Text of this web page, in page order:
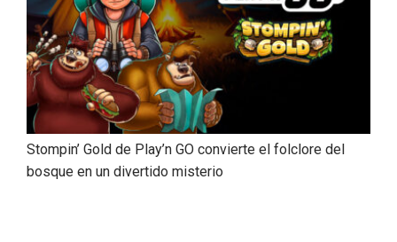
Stompin’ Gold de Play’n GO convierte el folclore del
bosque en un divertido misterio